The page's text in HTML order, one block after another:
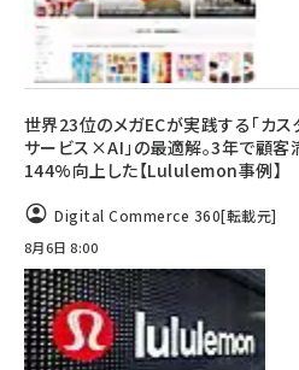
世界23位のメガECが実践する「カス
サービス×AI」の最適解。3年で顧客
144%向上した【Lululemon事例】
Digital Commerce 360[転載元]
8月6日 8:00